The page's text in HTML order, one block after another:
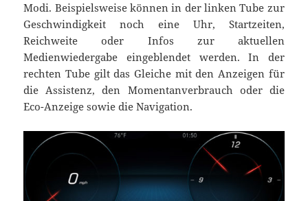
Modi. Beispielsweise können in der linken Tube zur
Geschwindigkeit noch eine Uhr, Startzeiten,
Reichweite oder Infos zur aktuellen
Medienwiedergabe eingeblendet werden. In der
rechten Tube gilt das Gleiche mit den Anzeigen für
die Assistenz, den Momentanverbrauch oder die
Eco-Anzeige sowie die Navigation.